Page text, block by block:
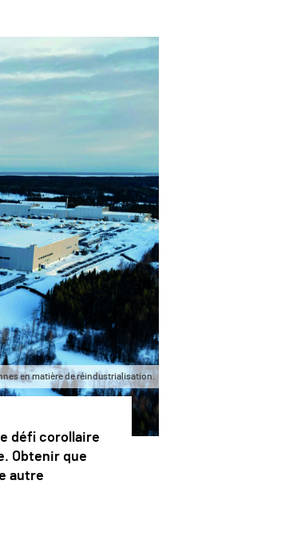
en matière de réindustrialisation.
défi corollaire
Obtenir que
autre